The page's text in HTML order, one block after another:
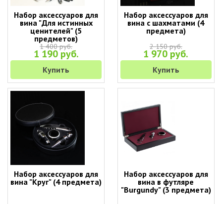
Набор аксессуаров для
вина "Для истинных
ценителей" (5
предметов)
1 400 руб.
1 190 руб.
Купить
Набор аксессуаров для
вина с шахматами (4
предмета)
2 150 руб.
1 970 руб.
Купить
Набор аксессуаров для
вина "Круг" (4 предмета)
Набор аксессуаров для
вина в футляре
"Burgundy" (3 предмета)